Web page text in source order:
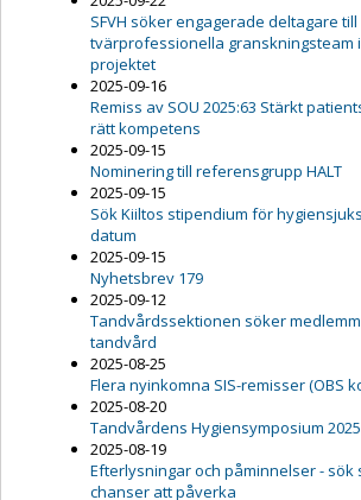
SFVH söker engagerade deltagare till
tvärprofessionella granskningsteam
projektet
2025-09-16
Remiss av SOU 2025:63 Stärkt
rätt kompetens
2025-09-15
Nominering till referensgrupp HALT
2025-09-15
Sök Kiiltos stipendium för
datum
2025-09-15
Nyhetsbrev 179
2025-09-12
Tandvårdssektionen söker
tandvård
2025-08-25
Flera nyinkomna SIS-remisser (OBS
2025-08-20
Tandvårdens Hygiensymposium 2025
2025-08-19
Efterlysningar och påminnelser - sök
chanser att påverka